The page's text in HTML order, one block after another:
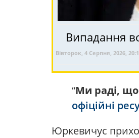
Випадання
Вівторок, 4 Серпня, 2026,
“Ми раді, що
офіційні
Юркевичус